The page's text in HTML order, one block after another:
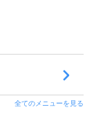
全てのメニューを見る